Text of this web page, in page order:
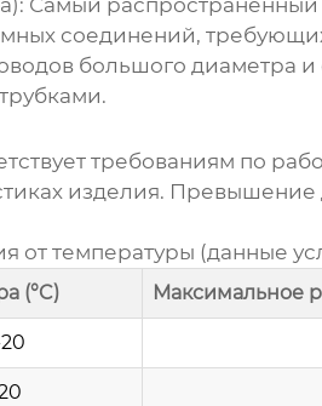
Самый
соединений,
большого диаметра
требованиям по
изделия.
от температуры (данные
(°C) Максимальное